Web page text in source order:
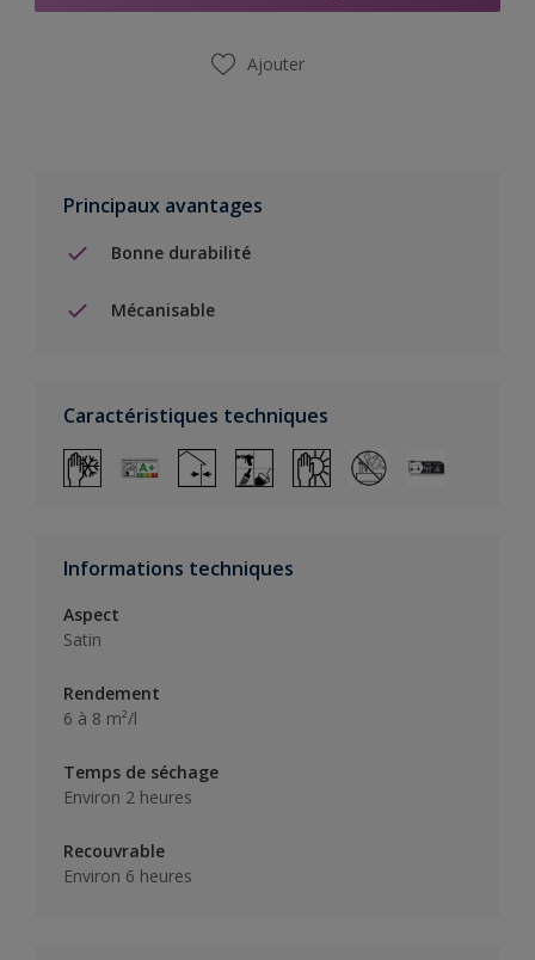
Ajouter
Principaux avantages
Bonne durabilité
Mécanisable
Caractéristiques techniques
Informations techniques
Aspect
Satin
Rendement
6 à 8 m²/l
Temps de séchage
Environ 2 heures
Recouvrable
Environ 6 heures